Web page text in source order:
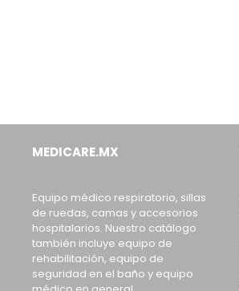
MEDICARE.MX
Equipo médico respiratorio, sillas
de ruedas, camas y accesorios
hospitalarios. Nuestro catálogo
también incluye equipo de
rehabilitación, equipo de
seguridad en el baño y equipo